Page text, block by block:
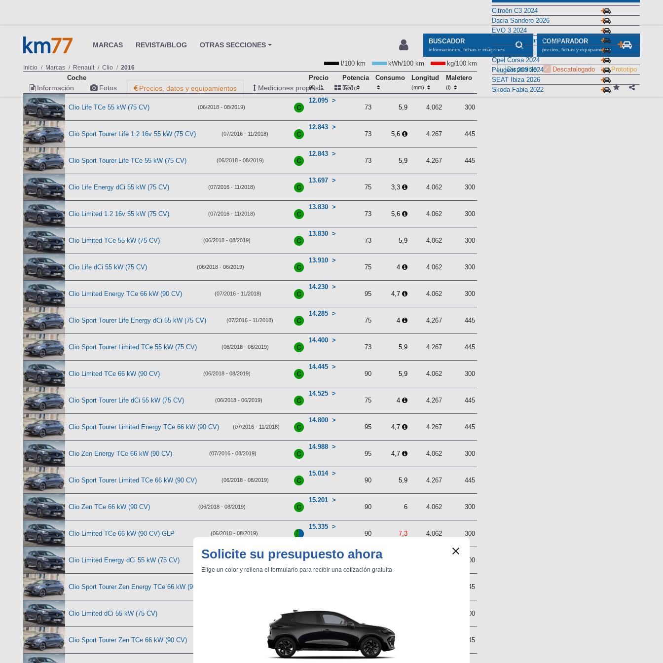
Solicite su presupuesto ahora
Elige un color y rellena el formulario para recibir una cotización gratuita
MARCAS REVISTA/BLOG OTRAS SECCIONES BUSCADOR
informaciones, fichas e imágenes
COMPARADOR
precios, fichas y equipamiento
Inicio Marcas Renault Clio 2016 Disponible Descatalogado Prototipo
Información Fotos Precios, datos y equipamientos Mediciones propias Todo
l/100 km kWh/100 km
kg/100 km
Coche
Precio
(€)
Potencia
(CV)
Consumo Longitud
(mm)
Maletero
(l)
Clio Life TCe 55 kW (75 CV) (06/2018 - 08/2019)
12.095
73
5,9 4.062 300
Clio Sport Tourer Life 1.2 16v 55 kW (75 CV) (07/2016 - 11/2018)
12.843
73
5,6 4.267 445
Clio Sport Tourer Life TCe 55 kW (75 CV) (06/2018 - 08/2019)
12.843
73
5,9 4.267 445
Clio Life Energy dCi 55 kW (75 CV) (07/2016 - 11/2018)
13.697
75
3,3 4.062 300
Clio Limited 1.2 16v 55 kW (75 CV) (07/2016 - 11/2018)
13.830
73
5,6 4.062 300
Clio Limited TCe 55 kW (75 CV) (06/2018 - 08/2019)
13.830
73
5,9 4.062 300
Clio Life dCi 55 kW (75 CV) (06/2018 - 06/2019)
13.910
75
4 4.062 300
Clio Limited Energy TCe 66 kW (90 CV) (07/2016 - 11/2018)
14.230
95
4,7 4.062 300
Clio Sport Tourer Life Energy dCi 55 kW (75 CV) (07/2016 - 11/2018)
14.285
75
4 4.267 445
Clio Sport Tourer Limited TCe 55 kW (75 CV) (06/2018 - 08/2019)
14.400
73
5,9 4.267 445
Clio Limited TCe 66 kW (90 CV) (06/2018 - 08/2019)
14.445
90
5,9 4.062 300
Clio Sport Tourer Life dCi 55 kW (75 CV) (06/2018 - 06/2019)
14.525
75
4 4.267 445
Clio Sport Tourer Limited Energy TCe 66 kW (90 CV) (07/2016 - 11/2018)
14.800
95
4,7 4.267 445
Clio Zen Energy TCe 66 kW (90 CV) (07/2016 - 08/2019)
14.988
95
4,7 4.062 300
Clio Sport Tourer Limited TCe 66 kW (90 CV) (06/2018 - 08/2019)
15.014
90
5,9 4.267 445
Clio Zen TCe 66 kW (90 CV) (06/2018 - 08/2019)
15.201
90
6 4.062 300
Clio Limited TCe 66 kW (90 CV) GLP (06/2018 - 08/2019)
15.335
90
7,3 4.062 300
Clio Limited Energy dCi 55 kW (75 CV) (07/2016 - 11/2018)
15.477
75
300
Clio Sport Tourer Zen Energy TCe 66 kW (90 CV) 445
Clio Limited dCi 55 kW (75 CV) 300
Clio Sport Tourer Zen TCe 66 kW (90 CV)
15.726
90
445
15.931
Citroën C3 2024
Dacia Sandero 2026
EVO 3 2024
Fiat Grande Panda 2025
MG MG3 2024
Opel Corsa 2024
Peugeot 208 2024
SEAT Ibiza 2026
Skoda Fabia 2022